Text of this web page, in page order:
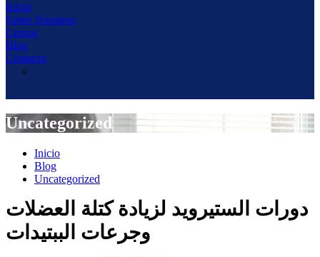
Inicio
Sobre Nosotros
Cursos
Blog
Contacto
Uncategorized
Inicio
Blog
Uncategorized
دورات الستيرويد لزيادة كتلة العضلات
وجرعات الببتيدات